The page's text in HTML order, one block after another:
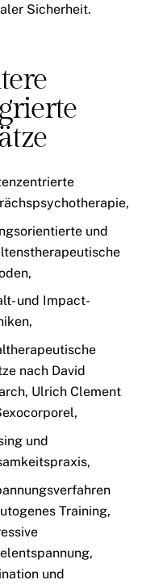
Sicherheit.
und
und Impact-
nach David
Ulrich Clement
und
Training,
und